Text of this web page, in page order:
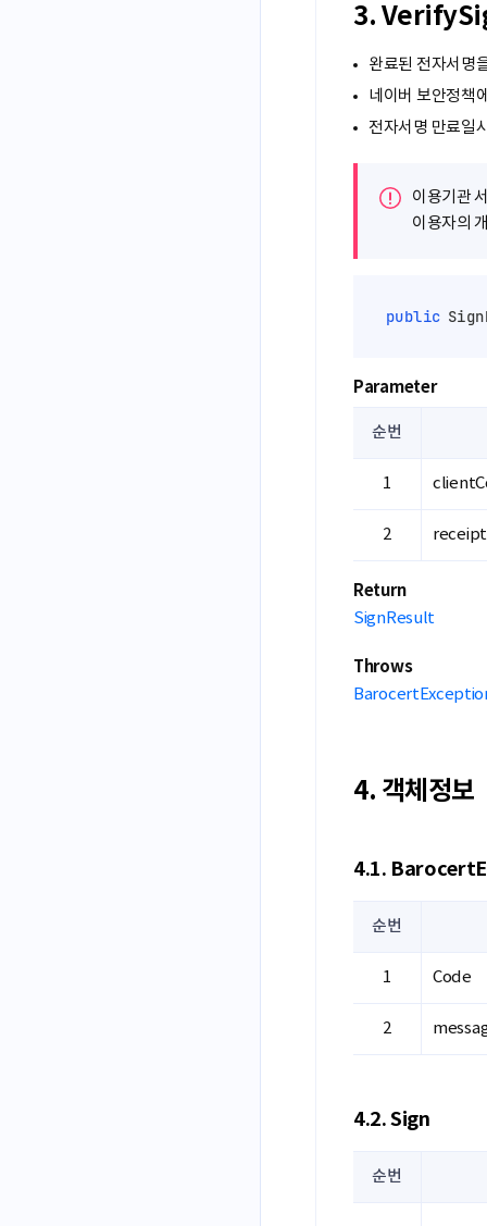
3.
완료된 전자서명
네이버 보안정책
전자서명 만료일
이용기관
이용자의
public
Parameter
순번
Return
SignResult
Throws
4. 객체정보
4.1.
순번
Code
4.2. Sign
순번